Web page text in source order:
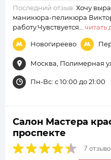
Последний отзыв: Хочу
маникюра-пеликюра
работу.Чувствуется…читать
Новогиреево
Москва, Полимерная
Пн-Вс: с 10:00 до 21:00
Салон Мастера
проспекте
7